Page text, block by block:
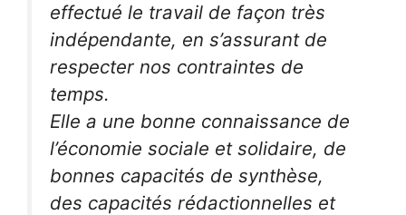
effectué le travail de façon très
indépendante, en s’assurant de
respecter nos contraintes de
temps.
Elle a une bonne connaissance de
l’économie sociale et solidaire, de
bonnes capacités de synthèse,
des capacités rédactionnelles et